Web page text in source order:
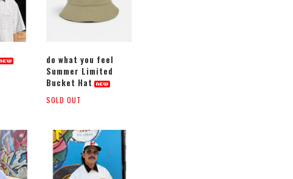
do what you feel
Summer Limited
Bucket Hat
SOLD OUT